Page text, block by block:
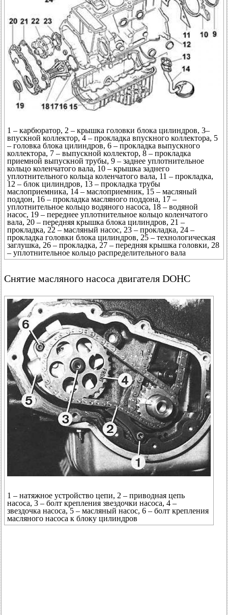
1 – карбюратор, 2 – крышка головки блока цилиндров, 3–
впускной коллектор, 4 – прокладка впускного коллектора, 5
– головка блока цилиндров, 6 – прокладка выпускного
коллектора, 7 – выпускной коллектор, 8 – прокладка
приемной выпускной трубы, 9 – заднее уплотнительное
кольцо коленчатого вала, 10 – крышка заднего
уплотнительного кольца коленчатого вала, 11 – прокладка,
12 – блок цилиндров, 13 – прокладка трубы
маслоприемника, 14 – маслоприемник, 15 – масляный
поддон, 16 – прокладка масляного поддона, 17 –
уплотнительное кольцо водяного насоса, 18 – водяной
насос, 19 – переднее уплотнительное кольцо коленчатого
вала, 20 – передняя крышка блока цилиндров, 21 –
прокладка, 22 – масляный насос, 23 – прокладка, 24 –
прокладка головки блока цилиндров, 25 – технологическая
заглушка, 26 – прокладка, 27 – передняя крышка головки, 28
– уплотнительное кольцо распределительного вала
Снятие масляного насоса двигателя DOHC
1 – натяжное устройство цепи, 2 – приводная цепь
насоса, 3 – болт крепления звездочки насоса, 4 –
звездочка насоса, 5 – масляный насос, 6 – болт крепления
масляного насоса к блоку цилиндров